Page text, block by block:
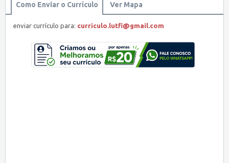
Como Enviar o Currículo Ver Mapa
enviar currículo para: curriculo.lutfi@gmail.com